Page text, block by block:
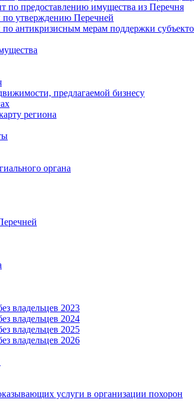
по предоставлению имущества из Перечня
утверждению Перечней
антикризисным мерам поддержки
предлагаемой бизнесу
региона
органа
владельцев 2023
владельцев 2024
владельцев 2025
владельцев 2026
услуги в организации похорон